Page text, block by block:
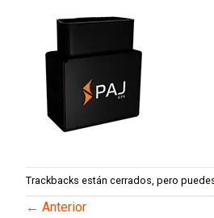
Trackbacks están cerrados, pero
← Anterior